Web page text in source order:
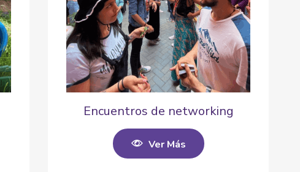
Encuentros de networking
Ver Más